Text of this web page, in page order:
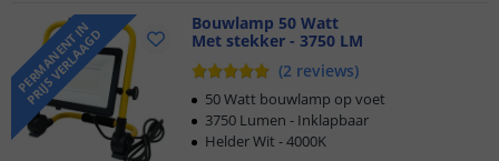
P
E
R
M
A
N
E
N
T
I
N
P
R
I
J
S
V
E
R
L
A
A
G
D
Bouwlamp 50 Watt
Met stekker - 3750 LM
(2 reviews)
50 Watt bouwlamp op voet
3750 Lumen - Inklapbaar
Helder Wit - 4000K